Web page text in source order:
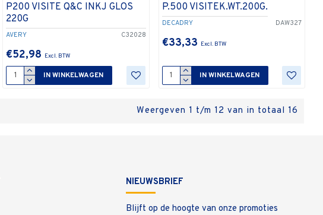
AVERY C32028
P200 VISITE Q&C INKJ GLOS
220G
€52,98
IN WINKELWAGEN
DECADRY DAW327
P.500 VISITEK.WT.200G.
€33,33
IN WINKELWAGEN
Weergeven 1 t/m 12 van in totaal 16
NIEUWSBRIEF
Blijft op de hoogte van onze promoties